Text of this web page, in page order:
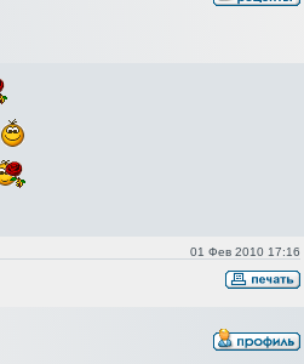
01 Фев 2010 17:16